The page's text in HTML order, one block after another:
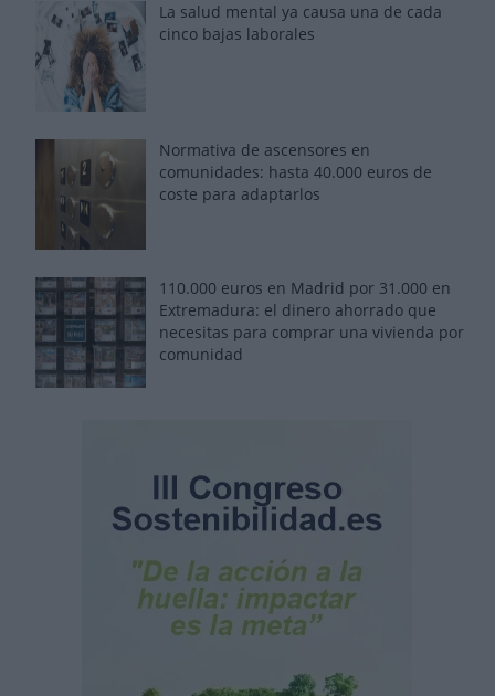
La salud mental ya causa una de cada
cinco bajas laborales
Normativa de ascensores en
comunidades: hasta 40.000 euros de
coste para adaptarlos
110.000 euros en Madrid por 31.000 en
Extremadura: el dinero ahorrado que
necesitas para comprar una vivienda por
comunidad